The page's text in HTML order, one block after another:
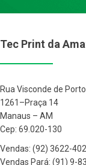
Tec Print da
Rua Visconde de
1261–Praça 14
Manaus – AM
Cep: 69.020-130
Vendas: (92) 3622-
Vendas Pará: (91) 9-